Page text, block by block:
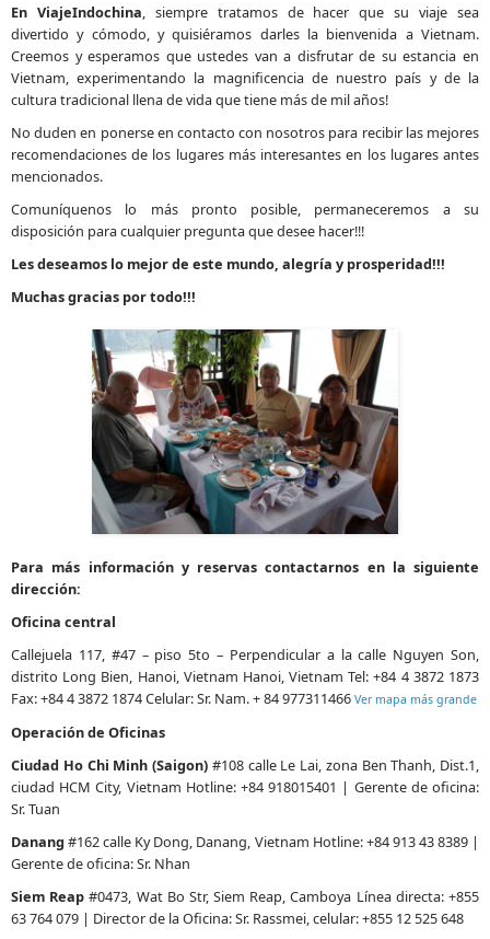
En ViajeIndochina, siempre tratamos de hacer que su viaje sea
divertido y cómodo, y quisiéramos darles la bienvenida a Vietnam.
Creemos y esperamos que ustedes van a disfrutar de su estancia en
Vietnam, experimentando la magnificencia de nuestro país y de la
cultura tradicional llena de vida que tiene más de mil años!
No duden en ponerse en contacto con nosotros para recibir las mejores
recomendaciones de los lugares más interesantes en los lugares antes
mencionados.
Comuníquenos lo más pronto posible, permaneceremos a su
disposición para cualquier pregunta que desee hacer!!!
Les deseamos lo mejor de este mundo, alegría y prosperidad!!!
Muchas gracias por todo!!!
Para más información y reservas contactarnos en la siguiente
dirección:
Oficina central
Callejuela 117, #47 – piso 5to – Perpendicular a la calle Nguyen Son,
distrito Long Bien, Hanoi, Vietnam Hanoi, Vietnam Tel: +84 4 3872 1873
Fax: +84 4 3872 1874 Celular: Sr. Nam. + 84 977311466 Ver mapa más grande
Operación de Oficinas
Ciudad Ho Chi Minh (Saigon) #108 calle Le Lai, zona Ben Thanh, Dist.1,
ciudad HCM City, Vietnam Hotline: +84 918015401 | Gerente de oficina:
Sr. Tuan
Danang #162 calle Ky Dong, Danang, Vietnam Hotline: +84 913 43 8389 |
Gerente de oficina: Sr. Nhan
Siem Reap #0473, Wat Bo Str, Siem Reap, Camboya Línea directa: +855
63 764 079 | Director de la Oficina: Sr. Rassmei, celular: +855 12 525 648